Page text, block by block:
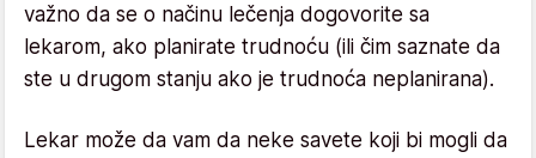
važno da se o načinu lečenja dogovorite sa
lekarom, ako planirate trudnoću (ili čim saznate da
ste u drugom stanju ako je trudnoća neplanirana).
Lekar može da vam da neke savete koji bi mogli da